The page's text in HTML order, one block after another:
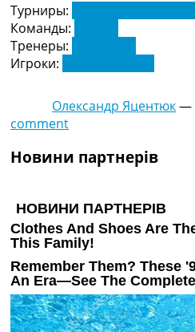
Турниры:
Команды:
Тренеры:
Игроки:
Олександр Яцентюк—
comment
Новини партнерів